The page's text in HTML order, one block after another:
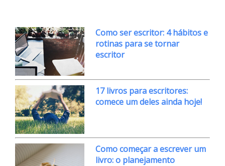
Como ser escritor: 4 hábitos e
rotinas para se tornar
escritor
17 livros para escritores:
comece um deles ainda hoje!
Como começar a escrever um
livro: o planejamento